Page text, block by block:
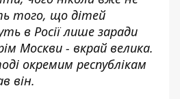
того, що дітей
в Росії лише заради
Москви - вкрай велика.
окремим республікам
він.